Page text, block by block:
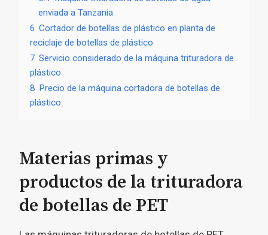
enviada a Tanzania
6 Cortador de botellas de plástico en planta de
reciclaje de botellas de plástico
7 Servicio considerado de la máquina trituradora de
plástico
8 Precio de la máquina cortadora de botellas de
plástico
Materias primas y
productos de la trituradora
de botellas de PET